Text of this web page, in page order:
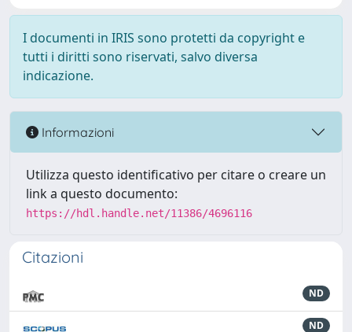
I documenti in IRIS sono protetti da copyright e
tutti i diritti sono riservati, salvo diversa
indicazione.
Informazioni
Utilizza questo identificativo per citare o creare un
link a questo documento:
https://hdl.handle.net/11386/4696116
Citazioni
ND
ND